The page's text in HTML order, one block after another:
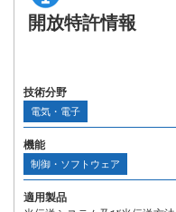
開放特許情報
技術分野
電気・電子
機能
制御・ソフトウェア
適用製品